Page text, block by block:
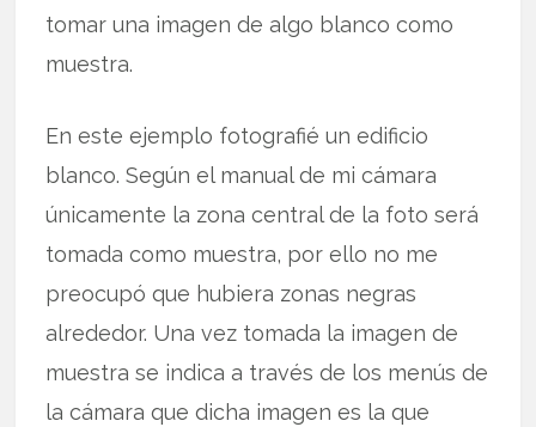
tomar una imagen de algo blanco como
muestra.
En este ejemplo fotografié un edificio
blanco. Según el manual de mi cámara
únicamente la zona central de la foto será
tomada como muestra, por ello no me
preocupó que hubiera zonas negras
alrededor. Una vez tomada la imagen de
muestra se indica a través de los menús de
la cámara que dicha imagen es la que